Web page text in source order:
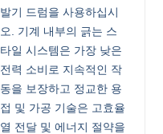
발기 드럼을 사용하십시
오. 기계 내부의 긁는 스
타일 시스템은 가장 낮은
전력 소비로 지속적인 작
동을 보장하고 정교한 용
접 및 가공 기술은 고효율
열 전달 및 에너지 절약을